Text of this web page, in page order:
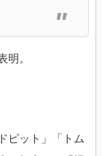
明。
ピット」「トム